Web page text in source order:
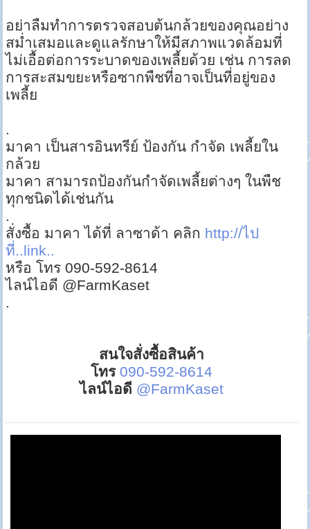
อย่าลืมทำการตรวจสอบต้นกล้วยของคุณอย่าง
สม่ำเสมอและดูแลรักษาให้มีสภาพแวดล้อมที่
ไม่เอื้อต่อการระบาดของเพลี้ยด้วย เช่น การลด
การสะสมขยะหรือซากพืชที่อาจเป็นที่อยู่ของ
เพลี้ย
.
มาคา เป็นสารอินทรีย์ ป้องกัน กำจัด เพลี้ยใน
กล้วย
มาคา สามารถป้องกันกำจัดเพลี้ยต่างๆ ในพืช
ทุกชนิดได้เช่นกัน
.
สั่งซื้อ มาคา ได้ที่ ลาซาด้า คลิก http://ไป
ที่..link..
หรือ โทร 090-592-8614
ไลน์ไอดี @FarmKaset
.
สนใจสั่งซื้อสินค้า
โทร 090-592-8614
ไลน์ไอดี @FarmKaset